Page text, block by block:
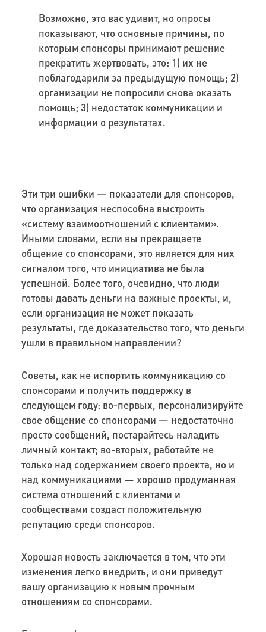
Возможно, это вас удивит, но опросы
показывают, что основные причины, по
которым спонсоры принимают решение
прекратить жертвовать, это: 1) их не
поблагодарили за предыдущую помощь; 2)
организации не попросили снова оказать
помощь; 3) недостаток коммуникации и
информации о результатах.
Эти три ошибки — показатели для спонсоров,
что организация неспособна выстроить
«систему взаимоотношений с клиентами».
Иными словами, если вы прекращаете
общение со спонсорами, это является для них
сигналом того, что инициатива не была
успешной. Более того, очевидно, что люди
готовы давать деньги на важные проекты, и,
если организация не может показать
результаты, где доказательство того, что деньги
ушли в правильном направлении?
Советы, как не испортить коммуникацию со
спонсорами и получить поддержку в
следующем году: во-первых, персонализируйте
свое общение со спонсорами — недостаточно
просто сообщений, постарайтесь наладить
личный контакт; во-вторых, работайте не
только над содержанием своего проекта, но и
над коммуникациями — хорошо продуманная
система отношений с клиентами и
сообществами создаст положительную
репутацию среди спонсоров.
Хорошая новость заключается в том, что эти
изменения легко внедрить, и они приведут
вашу организацию к новым прочным
отношениям со спонсорами.